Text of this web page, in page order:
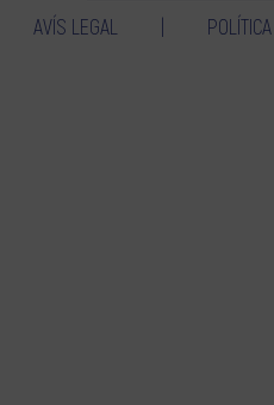
AVÍS LEGAL